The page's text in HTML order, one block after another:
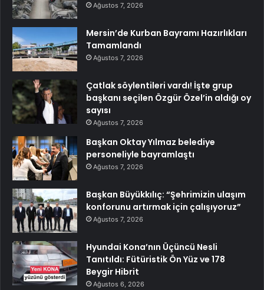
Ağustos 7, 2026
Mersin’de Kurban Bayramı Hazırlıkları
Tamamlandı
Ağustos 7, 2026
Çatlak söylentileri vardı! İşte grup
başkanı seçilen Özgür Özel’in aldığı oy
sayısı
Ağustos 7, 2026
Başkan Oktay Yılmaz belediye
personeliyle bayramlaştı
Ağustos 7, 2026
Başkan Büyükkılıç: “Şehrimizin ulaşım
konforunu artırmak için çalışıyoruz”
Ağustos 7, 2026
Hyundai Kona’nın Üçüncü Nesli
Tanıtıldı: Fütüristik Ön Yüz ve 178
Beygir Hibrit
Ağustos 6, 2026